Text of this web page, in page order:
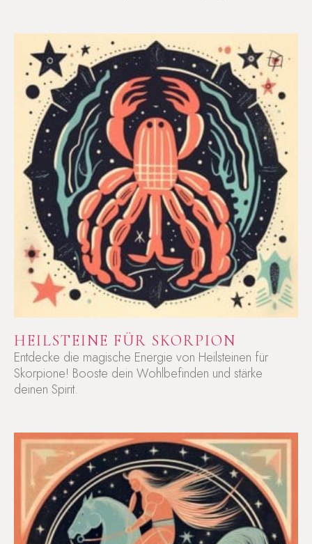
HEILSTEINE FÜR SKORPION
Entdecke die magische Energie von Heilsteinen für
Skorpione! Booste dein Wohlbefinden und stärke
deinen Spirit.